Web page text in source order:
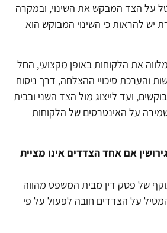
על הצד המבקש את השינוי, ובמקרה
יש להראות כי השינוי המבוקש הוא
את הלקוחות באופן מקצועי, החל
והערכת סיכויי ההצלחה, דרך ניסוח
ועד לייצוג מול הצד השני ובבית
על האינטרסים של הלקוחות
אם אחד הצדדים אינו מציית
של פסק דין מבית המשפט מהווה
על הצדדים חובה לפעול על פי